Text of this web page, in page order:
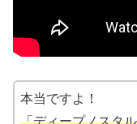
本当ですよ！
「ディープノスタ